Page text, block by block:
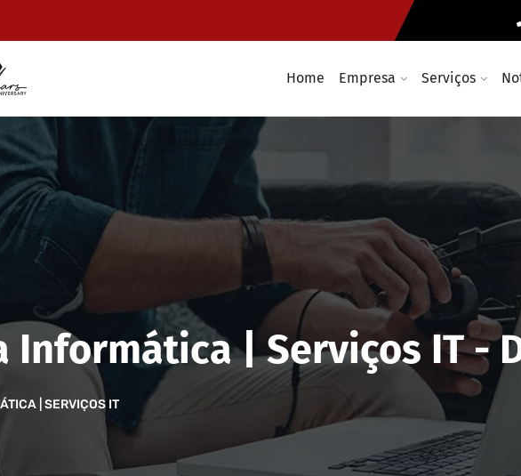
Home Empresa Serviços
Informática | Serviços IT -
| SERVIÇOS IT